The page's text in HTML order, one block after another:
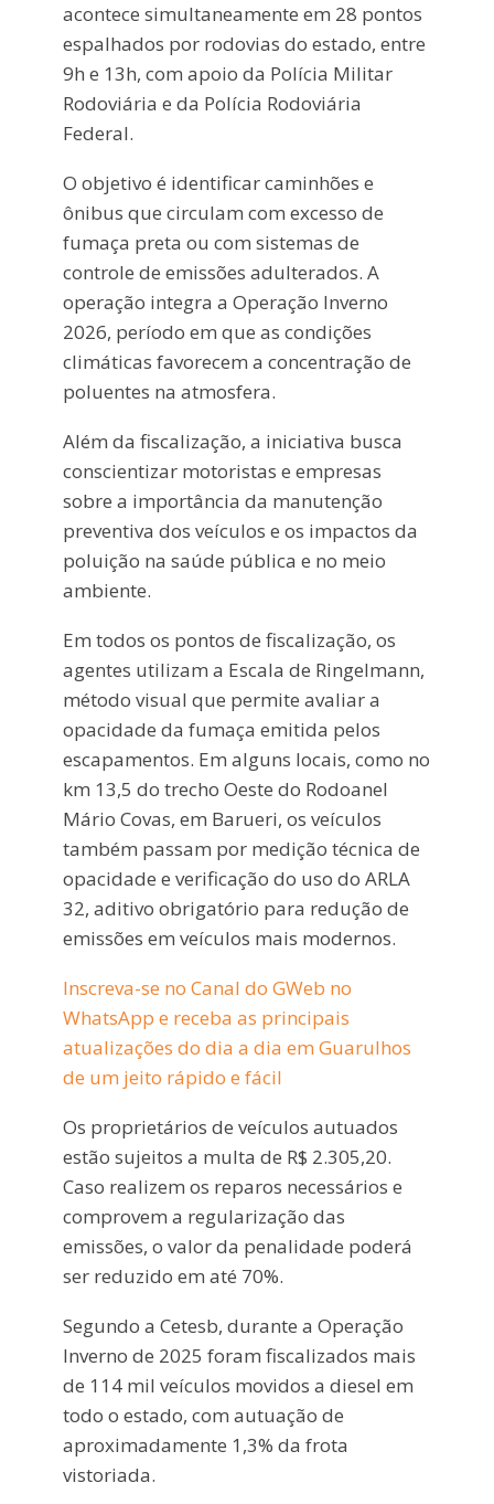
acontece simultaneamente em 28 pontos
espalhados por rodovias do estado, entre
9h e 13h, com apoio da Polícia Militar
Rodoviária e da Polícia Rodoviária
Federal.
O objetivo é identificar caminhões e
ônibus que circulam com excesso de
fumaça preta ou com sistemas de
controle de emissões adulterados. A
operação integra a Operação Inverno
2026, período em que as condições
climáticas favorecem a concentração de
poluentes na atmosfera.
Além da fiscalização, a iniciativa busca
conscientizar motoristas e empresas
sobre a importância da manutenção
preventiva dos veículos e os impactos da
poluição na saúde pública e no meio
ambiente.
Em todos os pontos de fiscalização, os
agentes utilizam a Escala de Ringelmann,
método visual que permite avaliar a
opacidade da fumaça emitida pelos
escapamentos. Em alguns locais, como no
km 13,5 do trecho Oeste do Rodoanel
Mário Covas, em Barueri, os veículos
também passam por medição técnica de
opacidade e verificação do uso do ARLA
32, aditivo obrigatório para redução de
emissões em veículos mais modernos.
Inscreva-se no Canal do GWeb no
WhatsApp e receba as principais
atualizações do dia a dia em Guarulhos
de um jeito rápido e fácil
Os proprietários de veículos autuados
estão sujeitos a multa de R$ 2.305,20.
Caso realizem os reparos necessários e
comprovem a regularização das
emissões, o valor da penalidade poderá
ser reduzido em até 70%.
Segundo a Cetesb, durante a Operação
Inverno de 2025 foram fiscalizados mais
de 114 mil veículos movidos a diesel em
todo o estado, com autuação de
aproximadamente 1,3% da frota
vistoriada.